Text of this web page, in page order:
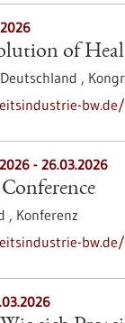
of
,
- 26.03.2026
, Konferenz